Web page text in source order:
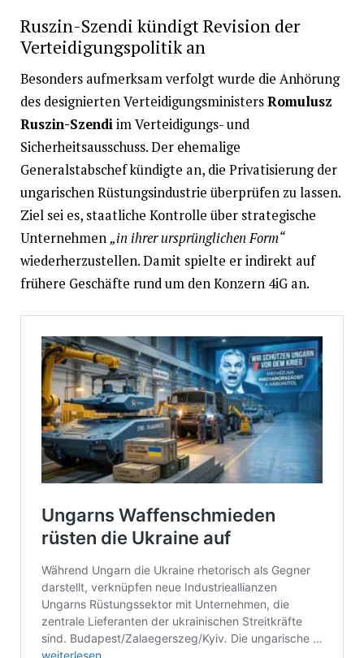
Ruszin-Szendi kündigt Revision der
Verteidigungspolitik an
Besonders aufmerksam verfolgt wurde die Anhörung
des designierten VerteidigungsministersRomulusz
Ruszin-Szendiim Verteidigungs- und
Sicherheitsausschuss. Der ehemalige
Generalstabschef kündigte an, die Privatisierung der
ungarischen Rüstungsindustrie überprüfen zu lassen.
Ziel sei es, staatliche Kontrolle über strategische
Unternehmen„in ihrer ursprünglichen Form“
wiederherzustellen. Damit spielte er indirekt auf
frühere Geschäfte rund um den Konzern 4iG an.